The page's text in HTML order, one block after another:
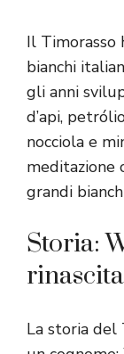
Il Timorasso
bianchi
gli anni
d’api,
nocciola e
meditazione
grandi
Storia:
La storia del